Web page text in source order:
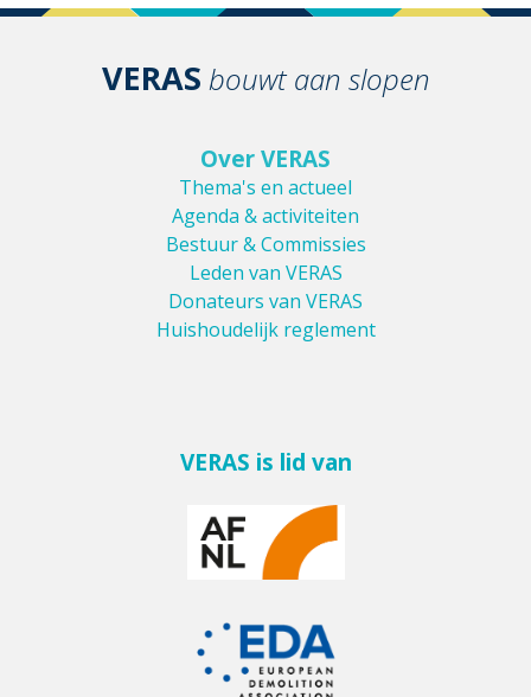
VERAS bouwt aan slopen
Over VERAS
Thema's en actueel
Agenda & activiteiten
Bestuur & Commissies
Leden van VERAS
Donateurs van VERAS
Huishoudelijk reglement
VERAS is lid van